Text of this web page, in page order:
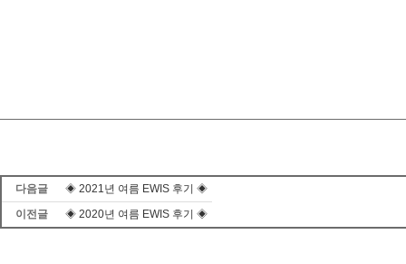
다음글
◈ 2021년 여름 EWIS 후기 ◈
이전글
◈ 2020년 여름 EWIS 후기 ◈